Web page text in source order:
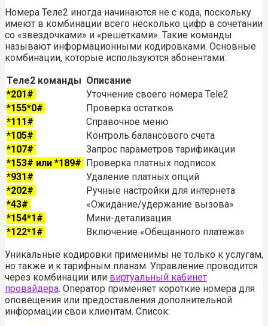
Номера Теле2 иногда начинаются не с кода, поскольку
имеют в комбинации всего несколько цифр в сочетании
со «звездочками» и «решетками». Такие команды
называют информационными кодировками. Основные
комбинации, которые используются абонентами:
Теле2 команды Описание
*201#
Уточнение своего номера Tele2
*155*0#
Проверка остатков
*111#
Справочное меню
*105#
Контроль балансового счета
*107#
Запрос параметров тарификации
*153# или *189#
Проверка платных подписок
*931#
Удаление платных опций
*202#
Ручные настройки для интернета
*43#
«Ожидание/удержание вызова»
*154*1#
Мини-детализация
*122*1#
Включение «Обещанного платежа»
Уникальные кодировки применимы не только к услугам,
но также и к тарифным планам. Управление проводится
через комбинации или виртуальный кабинет
провайдера. Оператор применяет короткие номера для
оповещения или предоставления дополнительной
информации свои клиентам. Список: